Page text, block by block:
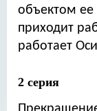
объектом ее
приходит
работает
2 серия